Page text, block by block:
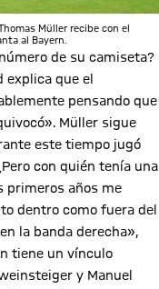
Müller recibe con el
al Bayern.
de su camiseta?
que el
pensando que
Müller sigue
este tiempo jugó
con quién tenía una
primeros años me
dentro como fuera del
la banda derecha»,
tiene un vínculo
y Manuel